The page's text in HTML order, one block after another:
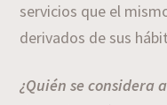
servicios que el
derivados de sus
¿Quién se considera